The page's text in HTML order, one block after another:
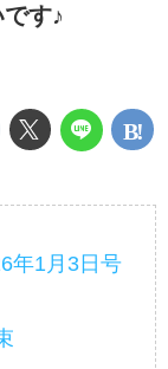
す♪
年1月3日号